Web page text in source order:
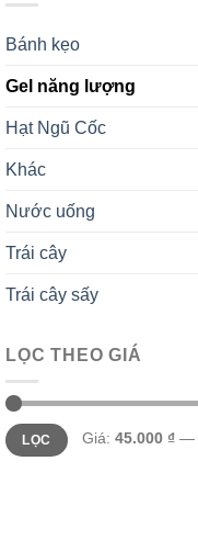
Bánh kẹo
Gel năng lượng
Hạt Ngũ Cốc
Khác
Nước uống
Trái cây
Trái cây sấy
LỌC THEO GIÁ
Giá
tối
thiểu
Giá
tối
đa
LỌC Giá: 45.000 ₫ —